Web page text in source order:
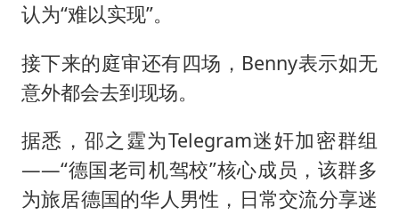
认为“难以实现”。
接下来的庭审还有四场，Benny表示如无
意外都会去到现场。
据悉，邵之霆为Telegram迷奸加密群组
——“德国老司机驾校”核心成员，该群多
为旅居德国的华人男性，日常交流分享迷